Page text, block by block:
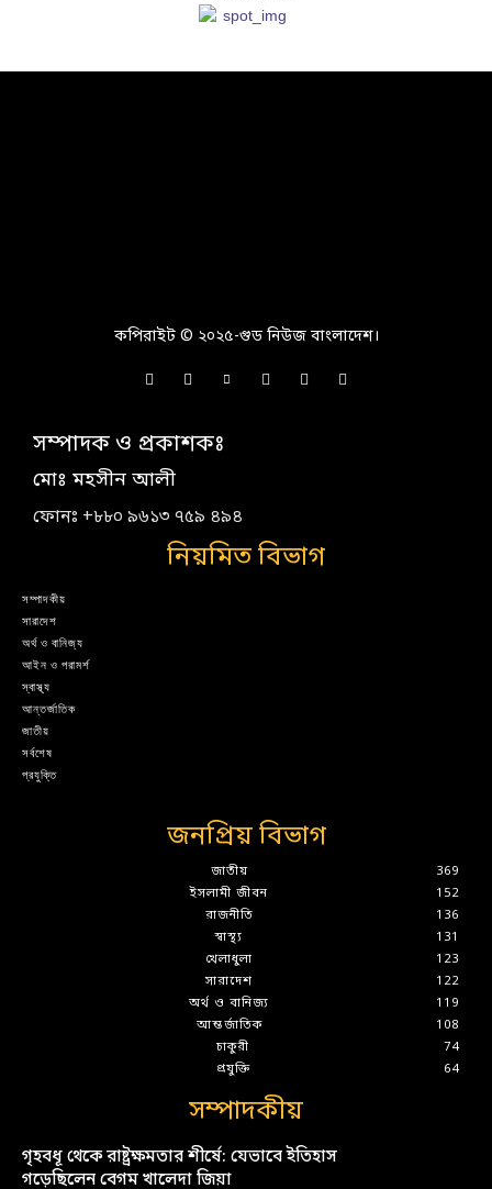
কপিরাইট © ২০২৫-গুড নিউজ বাংলাদেশ।
সম্পাদক ও প্রকাশকঃ
মোঃ মহসীন আলী
ফোনঃ +৮৮০ ৯৬১৩ ৭৫৯ ৪৯৪
নিয়মিত বিভাগ
সম্পাদকীয়
সারাদেশ
অর্থ ও বানিজ্য
আইন ও পরামর্শ
স্বাস্থ্য
আন্তর্জাতিক
জাতীয়
সর্বশেষ
প্রযুক্তি
জনপ্রিয় বিভাগ
জাতীয়
369
ইসলামী জীবন
152
রাজনীতি
136
স্বাস্থ্য
131
খেলাধুলা
123
সারাদেশ
122
অর্থ ও বানিজ্য
119
আন্তর্জাতিক
108
চাকুরী
74
প্রযুক্তি
64
সম্পাদকীয়
গৃহবধূ থেকে রাষ্ট্রক্ষমতার শীর্ষে: যেভাবে ইতিহাস
গড়েছিলেন বেগম খালেদা জিয়া